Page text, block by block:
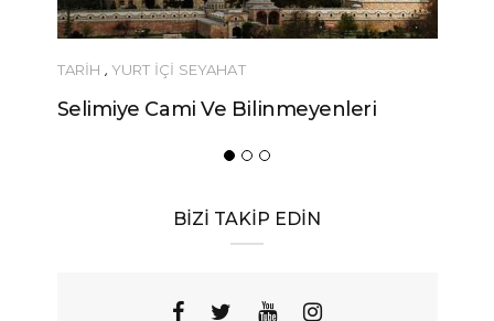
TARİH , YURT İÇİ SEYAHAT
Selimiye Cami Ve Bilinmeyenleri
BİZİ TAKİP EDİN